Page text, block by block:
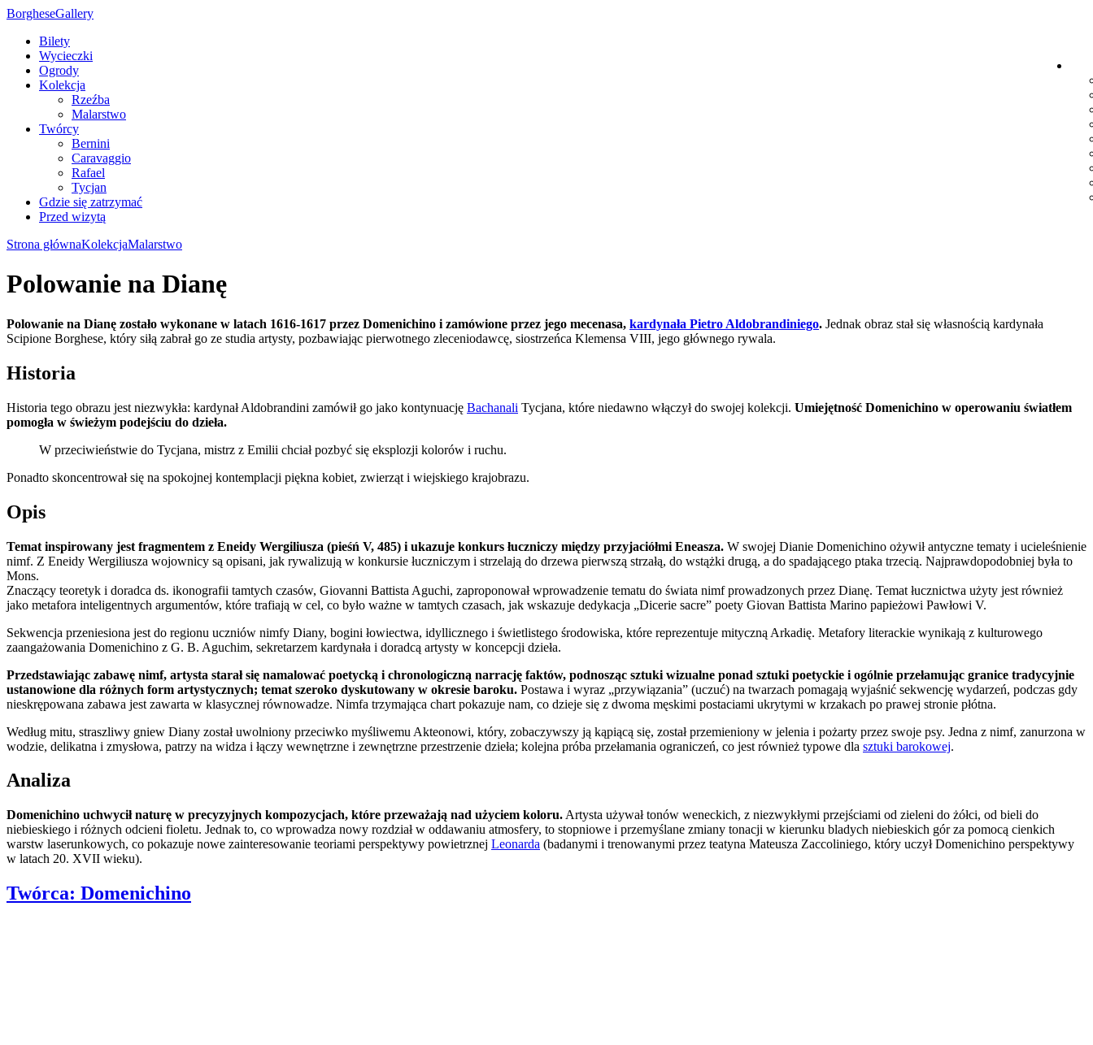
BorgheseGallery
Bilety
Wycieczki
Ogrody
Kolekcja
Rzeźba
Malarstwo
Twórcy
Bernini
Caravaggio
Rafael
Tycjan
Gdzie się zatrzymać
Przed wizytą
Strona głównaKolekcjaMalarstwo
Polowanie na Dianę
Polowanie na Dianę zostało wykonane w latach 1616-1617 przez Domenichino i zamówione przez jego mecenasa, kardynała Pietro Aldobrandiniego. Jednak obraz stał się własnością kardynała
Scipione Borghese, który siłą zabrał go ze studia artysty, pozbawiając pierwotnego zleceniodawcę, siostrzeńca Klemensa VIII, jego głównego rywala.
Historia
Historia tego obrazu jest niezwykła: kardynał Aldobrandini zamówił go jako kontynuację Bachanali Tycjana, które niedawno włączył do swojej kolekcji. Umiejętność Domenichino w operowaniu światłem
pomogła w świeżym podejściu do dzieła.
W przeciwieństwie do Tycjana, mistrz z Emilii chciał pozbyć się eksplozji kolorów i ruchu.
Ponadto skoncentrował się na spokojnej kontemplacji piękna kobiet, zwierząt i wiejskiego krajobrazu.
Opis
Temat inspirowany jest fragmentem z Eneidy Wergiliusza (pieśń V, 485) i ukazuje konkurs łuczniczy między przyjaciółmi Eneasza. W swojej Dianie Domenichino ożywił antyczne tematy i ucieleśnienie
nimf. Z Eneidy Wergiliusza wojownicy są opisani, jak rywalizują w konkursie łuczniczym i strzelają do drzewa pierwszą strzałą, do wstążki drugą, a do spadającego ptaka trzecią. Najprawdopodobniej była to
Mons.
Znaczący teoretyk i doradca ds. ikonografii tamtych czasów, Giovanni Battista Aguchi, zaproponował wprowadzenie tematu do świata nimf prowadzonych przez Dianę. Temat łucznictwa użyty jest również
jako metafora inteligentnych argumentów, które trafiają w cel, co było ważne w tamtych czasach, jak wskazuje dedykacja „Dicerie sacre” poety Giovan Battista Marino papieżowi Pawłowi V.
Sekwencja przeniesiona jest do regionu uczniów nimfy Diany, bogini łowiectwa, idyllicznego i świetlistego środowiska, które reprezentuje mityczną Arkadię. Metafory literackie wynikają z kulturowego
zaangażowania Domenichino z G. B. Aguchim, sekretarzem kardynała i doradcą artysty w koncepcji dzieła.
Przedstawiając zabawę nimf, artysta starał się namalować poetycką i chronologiczną narrację faktów, podnosząc sztuki wizualne ponad sztuki poetyckie i ogólnie przełamując granice tradycyjnie
ustanowione dla różnych form artystycznych; temat szeroko dyskutowany w okresie baroku. Postawa i wyraz „przywiązania” (uczuć) na twarzach pomagają wyjaśnić sekwencję wydarzeń, podczas gdy
nieskrępowana zabawa jest zawarta w klasycznej równowadze. Nimfa trzymająca chart pokazuje nam, co dzieje się z dwoma męskimi postaciami ukrytymi w krzakach po prawej stronie płótna.
Według mitu, straszliwy gniew Diany został uwolniony przeciwko myśliwemu Akteonowi, który, zobaczywszy ją kąpiącą się, został przemieniony w jelenia i pożarty przez swoje psy. Jedna z nimf, zanurzona w
wodzie, delikatna i zmysłowa, patrzy na widza i łączy wewnętrzne i zewnętrzne przestrzenie dzieła; kolejna próba przełamania ograniczeń, co jest również typowe dla sztuki barokowej.
Analiza
Domenichino uchwycił naturę w precyzyjnych kompozycjach, które przeważają nad użyciem koloru. Artysta używał tonów weneckich, z niezwykłymi przejściami od zieleni do żółci, od bieli do
niebieskiego i różnych odcieni fioletu. Jednak to, co wprowadza nowy rozdział w oddawaniu atmosfery, to stopniowe i przemyślane zmiany tonacji w kierunku bladych niebieskich gór za pomocą cienkich
warstw laserunkowych, co pokazuje nowe zainteresowanie teoriami perspektywy powietrznej Leonarda (badanymi i trenowanymi przez teatyna Mateusza Zaccoliniego, który uczył Domenichino perspektywy
w latach 20. XVII wieku).
Twórca: Domenichino